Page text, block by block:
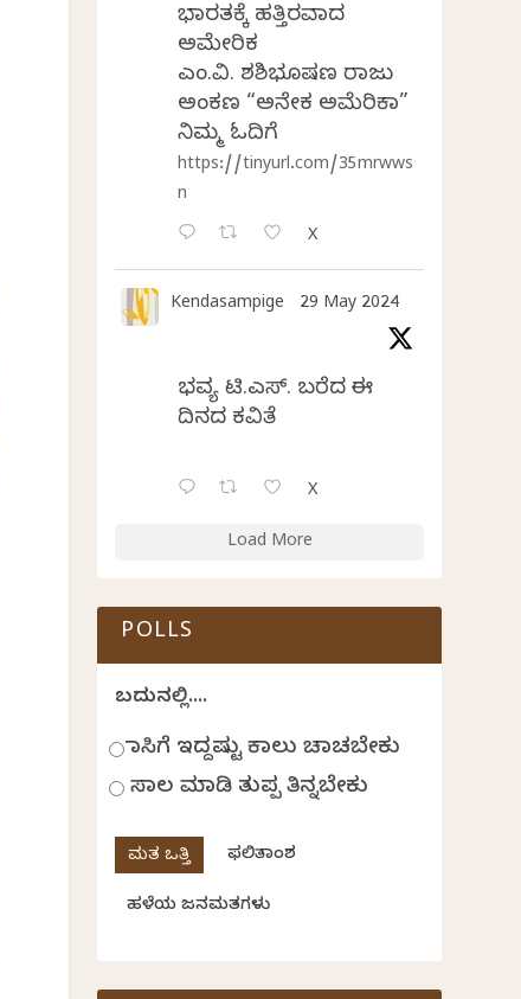
ಭಾರತಕ್ಕೆ ಹತ್ತಿರವಾದ
ಅಮೇರಿಕ
ಎಂ.ವಿ. ಶಶಿಭೂಷಣ ರಾಜು
ಅಂಕಣ “ಅನೇಕ ಅಮೆರಿಕಾ”
ನಿಮ್ಮ ಓದಿಗೆ
https://tinyurl.com/35mrwws
n
X
Kendasampige 29 May 2024
ಭವ್ಯ ಟಿ.ಎಸ್. ಬರೆದ ಈ
ದಿನದ ಕವಿತೆ
X
Load More
POLLS
ಬದುಕಿನಲ್ಲಿ....
ಹಾಸಿಗೆ ಇದ್ದಷ್ಟು ಕಾಲು ಚಾಚಬೇಕು
ಸಾಲ ಮಾಡಿ ತುಪ್ಪ ತಿನ್ನಬೇಕು
ಫಲಿತಾಂಶ
ಹಳೆಯ ಜನಮತಗಳು